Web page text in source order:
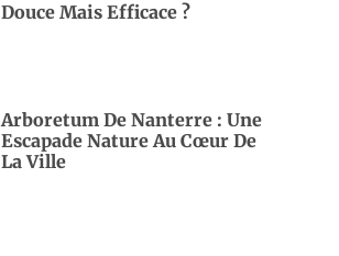
Douce Mais Efficace ?
Arboretum De Nanterre : Une
Escapade Nature Au Cœur De
La Ville